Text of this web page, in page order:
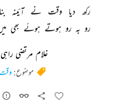
رکھ دیا وقت نے آئینہ بنا
رو بہ رو ہوتے ہوئے بھی
غلام مرتضی راہی
موضوع: وقت